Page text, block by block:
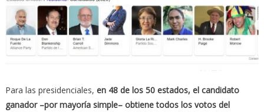
Para las presidenciales, en 48 de los 50 estados, el candidato
ganador –por mayoría simple– obtiene todos los votos del